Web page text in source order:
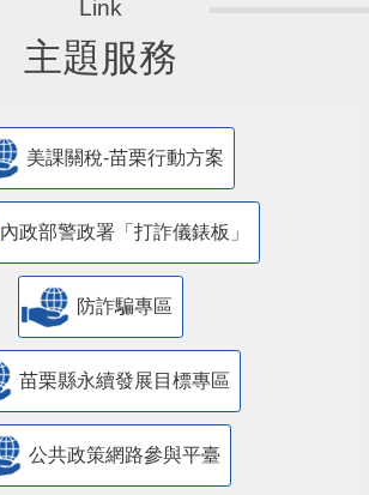
主題服務
美課關稅-苗栗行動方案
內政部警政署「打詐儀錶板」
防詐騙專區
苗栗縣永續發展目標專區
公共政策網路參與平臺